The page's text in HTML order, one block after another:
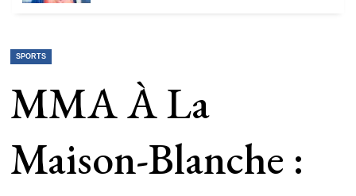
SPORTS
MMA À La
Maison-Blanche :